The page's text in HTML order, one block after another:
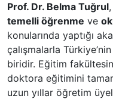
Prof. Dr. Belma Tuğrul,
temelli öğrenme ve
konularında yaptığı
çalışmalarla
biridir. Eğitim
doktora eğitimini
uzun yıllar öğretim